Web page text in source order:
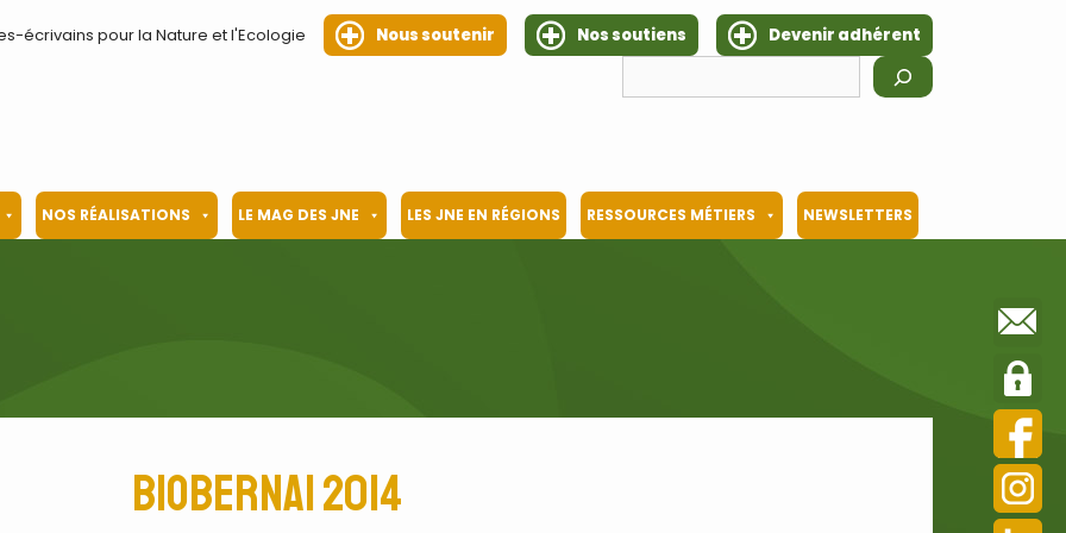
écrivains pour la Nature et l'Ecologie Nous soutenir Nos soutiens
Devenir adhérent
NOS RÉALISATIONS LE MAG DES JNE LES JNE EN RÉGIONS RESSOURCES MÉTIERS NEWSLETTERS
Biobernai 2014